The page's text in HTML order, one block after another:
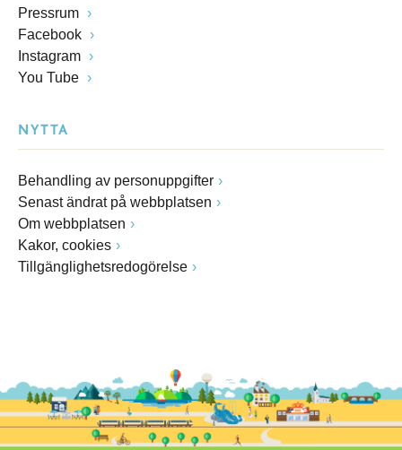
Pressrum
Facebook
Instagram
You Tube
NYTTA
Behandling av personuppgifter
Senast ändrat på webbplatsen
Om webbplatsen
Kakor, cookies
Tillgänglighetsredogörelse